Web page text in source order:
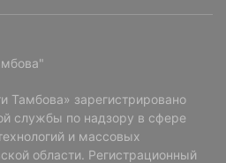
Тамбова» зарегистрировано
службы по надзору в сфере
и массовых
области. Регистрационный